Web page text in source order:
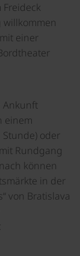
Freideck
einer
Ankunft
einem
oder
Rundgang
können
in der
von Bratislava